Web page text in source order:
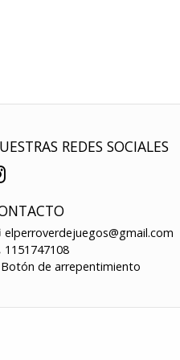
REDES SOCIALES
elperroverdejuegos@gmail.com
1151747108
de arrepentimiento